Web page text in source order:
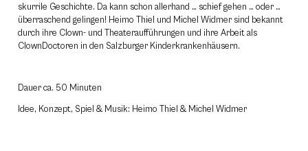
skurrile Geschichte. Da kann schon allerhand … schief gehen … oder …
überraschend gelingen! Heimo Thiel und Michel Widmer sind bekannt
durch ihre Clown- und Theateraufführungen und ihre Arbeit als
ClownDoctoren in den Salzburger Kinderkrankenhäusern.
Dauer ca. 50 Minuten
Idee, Konzept, Spiel & Musik: Heimo Thiel & Michel Widmer